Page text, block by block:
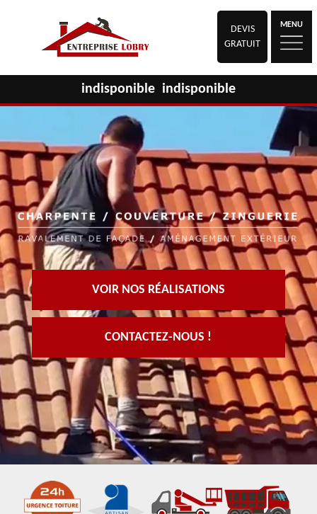
DEVIS
GRATUIT
MENU
indisponible indisponible
VOIR NOS RÉALISATIONS
CONTACTEZ-NOUS !